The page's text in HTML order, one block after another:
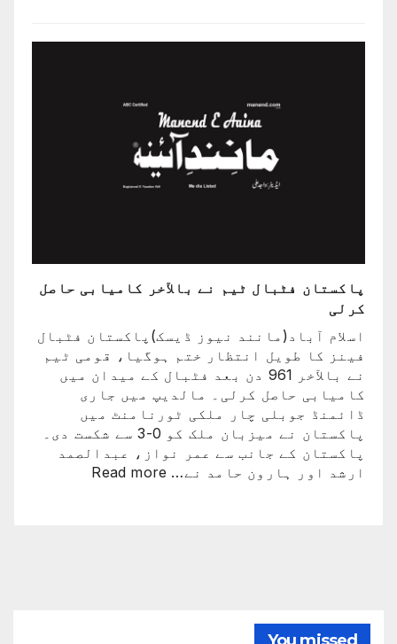
ٹیم
پاکستان فٹبال ٹیم نے بالآخر کامیابی حاصل
کرلی
اسلام آباد(مانند نیوز ڈیسک)پاکستان فٹبال
فینز کا طویل انتظار ختم ہوگیا، قومی ٹیم
نے بالآخر 961 دن بعد فٹبال کے میدان میں
کامیابی حاصل کرلی۔ مالدیپ میں جاری
ڈائمنڈ جوبلی چار ملکی ٹورنامنٹ میں
پاکستان نے میزبان ملک کو 0-3 سے شکست دی۔
پاکستان کے جانب سے عمر نواز، عبدالصمد
ارشد اور ہارون حامد نے… Read more
: